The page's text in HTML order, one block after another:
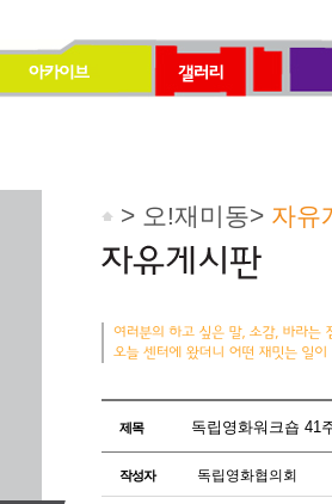
> 오!재미동> 자유
제목 독립영화워크숍 41
작성자 독립영화협의회